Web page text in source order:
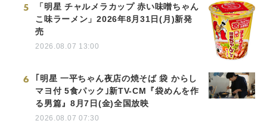
5
「明星 チャルメラカップ 赤い味噌ちゃん
こ味ラーメン」2026年8月31日(月)新発
売
2026.08.07 13:00
6
｢明星 一平ちゃん夜店の焼そば 袋 からし
マヨ付 5食パック｣新TV-CM『袋めんを作
る男篇』8月7日(金)全国放映
2026.08.07 07:30